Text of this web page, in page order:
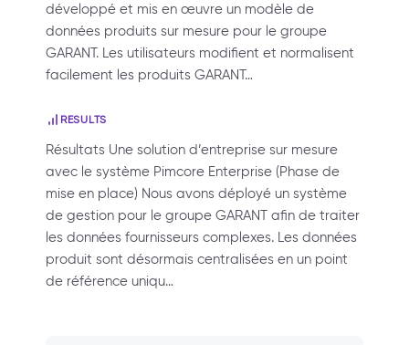
développé et mis en œuvre un modèle de
données produits sur mesure pour le groupe
GARANT. Les utilisateurs modifient et normalisent
facilement les produits GARANT…
RESULTS
Résultats Une solution d’entreprise sur mesure
avec le système Pimcore Enterprise (Phase de
mise en place) Nous avons déployé un système
de gestion pour le groupe GARANT afin de traiter
les données fournisseurs complexes. Les données
produit sont désormais centralisées en un point
de référence uniqu…